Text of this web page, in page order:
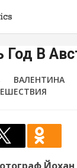
Год В
ВАЛЕНТИНА